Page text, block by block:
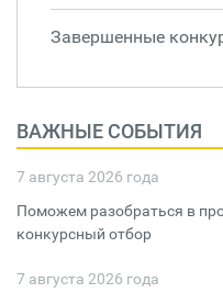
Завершенные
ВАЖНЫЕ СОБЫТИЯ
7 августа 2026 года
Поможем разобраться в
конкурсный отбор
7 августа 2026 года